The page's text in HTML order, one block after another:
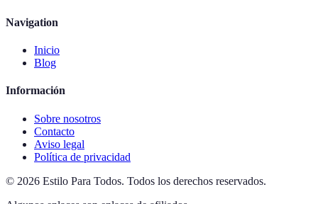
Navigation
Inicio
Blog
Información
Sobre nosotros
Contacto
Aviso legal
Política de privacidad
© 2026 Estilo Para Todos. Todos los derechos reservados.